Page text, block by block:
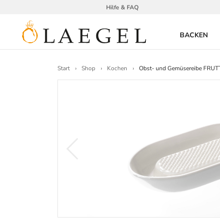
Hilfe & FAQ
BACKEN
Start Shop Kochen Obst- und Gemüsereibe